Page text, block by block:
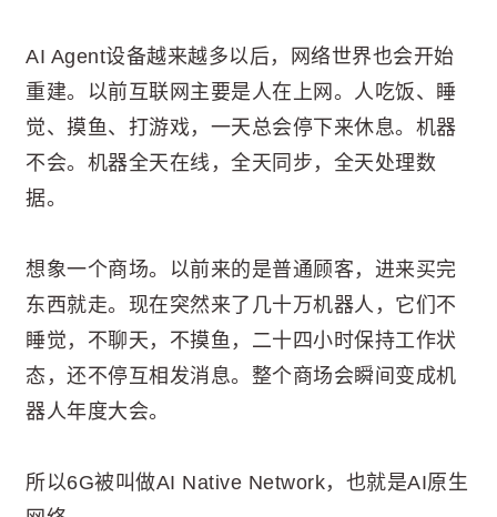
AI Agent设备越来越多以后，网络世界也会开始
重建。以前互联网主要是人在上网。人吃饭、睡
觉、摸鱼、打游戏，一天总会停下来休息。机器
不会。机器全天在线，全天同步，全天处理数
据。
想象一个商场。以前来的是普通顾客，进来买完
东西就走。现在突然来了几十万机器人，它们不
睡觉，不聊天，不摸鱼，二十四小时保持工作状
态，还不停互相发消息。整个商场会瞬间变成机
器人年度大会。
所以6G被叫做AI Native Network，也就是AI原生